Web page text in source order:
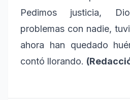
Pedimos justicia,
problemas con nadie,
ahora han quedado
contó llorando.